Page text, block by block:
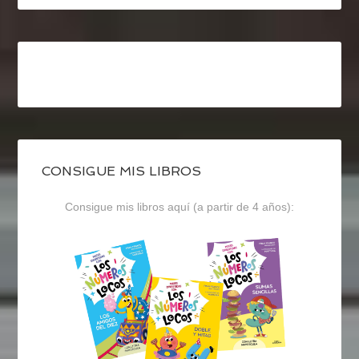
CONSIGUE MIS LIBROS
Consigue mis libros aquí (a partir de 4 años):